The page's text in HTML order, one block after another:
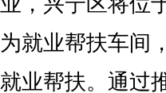
为就业帮扶车间
就业帮扶。通过